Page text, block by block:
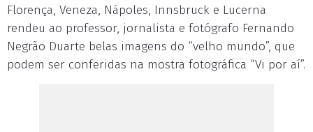
Florença, Veneza, Nápoles, Innsbruck e Lucerna
rendeu ao professor, jornalista e fotógrafo Fernando
Negrão Duarte belas imagens do “velho mundo”, que
podem ser conferidas na mostra fotográfica “Vi por aí”.